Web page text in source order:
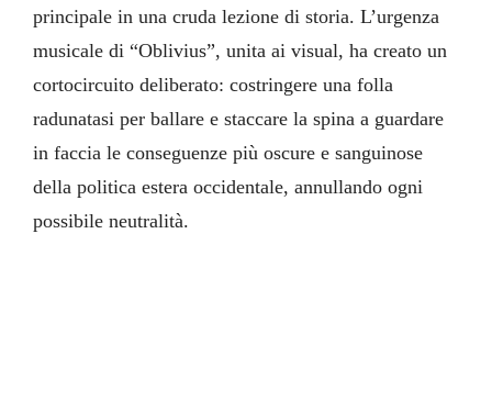
principale in una cruda lezione di storia. L’urgenza
musicale di “Oblivius”, unita ai visual, ha creato un
cortocircuito deliberato: costringere una folla
radunatasi per ballare e staccare la spina a guardare
in faccia le conseguenze più oscure e sanguinose
della politica estera occidentale, annullando ogni
possibile neutralità.